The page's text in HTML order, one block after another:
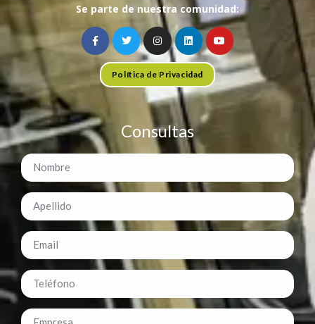
Se parte de nuestra comunidad:
Política de Privacidad
Consultas